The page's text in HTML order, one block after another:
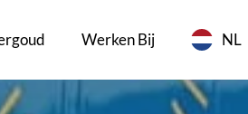
Werken Bij NL